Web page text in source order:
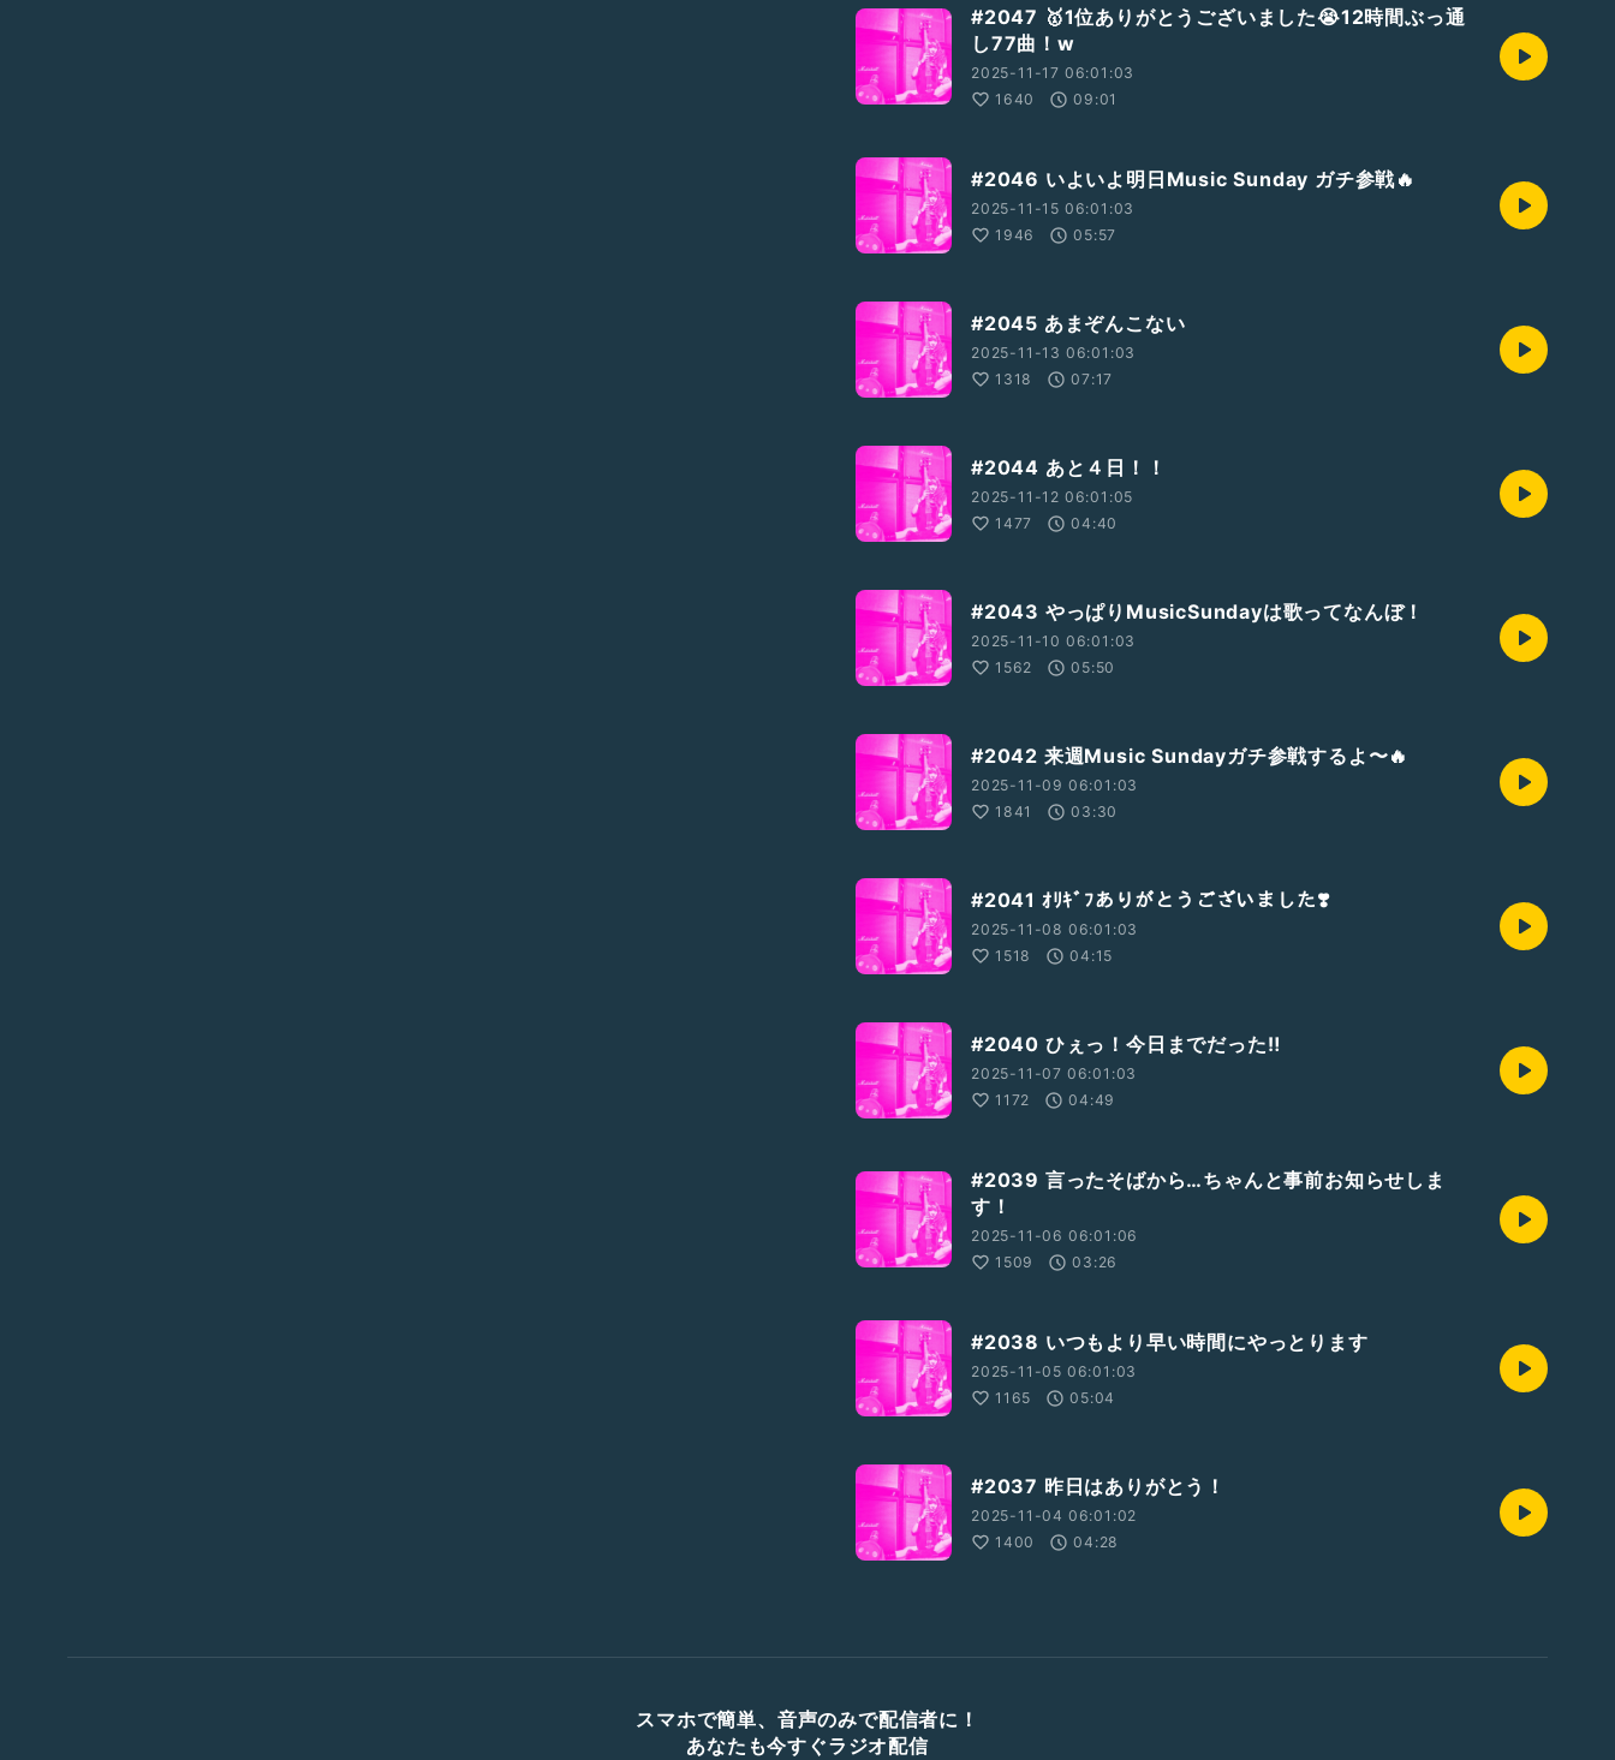
#2047 🥇1位ありがとうございました😭12時間ぶっ通
し77曲！w
2025-11-17 06:01:03
1640
09:01
#2046 いよいよ明日Music Sunday ガチ参戦🔥
2025-11-15 06:01:03
1946
05:57
#2045 あまぞんこない
2025-11-13 06:01:03
1318
07:17
#2044 あと４日！！
2025-11-12 06:01:05
1477
04:40
#2043 やっぱりMusicSundayは歌ってなんぼ！
2025-11-10 06:01:03
1562
05:50
#2042 来週Music Sundayガチ参戦するよ〜🔥
2025-11-09 06:01:03
1841
03:30
#2041 ｵﾘｷﾞﾌありがとうございました❣️
2025-11-08 06:01:03
1518
04:15
#2040 ひぇっ！今日までだった‼︎
2025-11-07 06:01:03
1172
04:49
#2039 言ったそばから…ちゃんと事前お知らせしま
す！
2025-11-06 06:01:06
1509
03:26
#2038 いつもより早い時間にやっとります
2025-11-05 06:01:03
1165
05:04
#2037 昨日はありがとう！
2025-11-04 06:01:02
1400
04:28
スマホで簡単、音声のみで配信者に！
あなたも今すぐラジオ配信